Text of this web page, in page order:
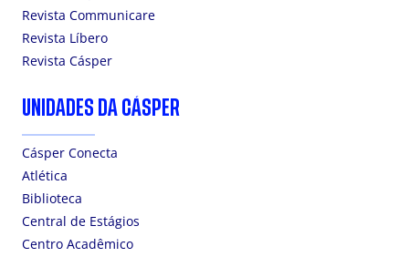
Revista Communicare
Revista Líbero
Revista Cásper
UNIDADES DA CÁSPER
Cásper Conecta
Atlética
Biblioteca
Central de Estágios
Centro Acadêmico